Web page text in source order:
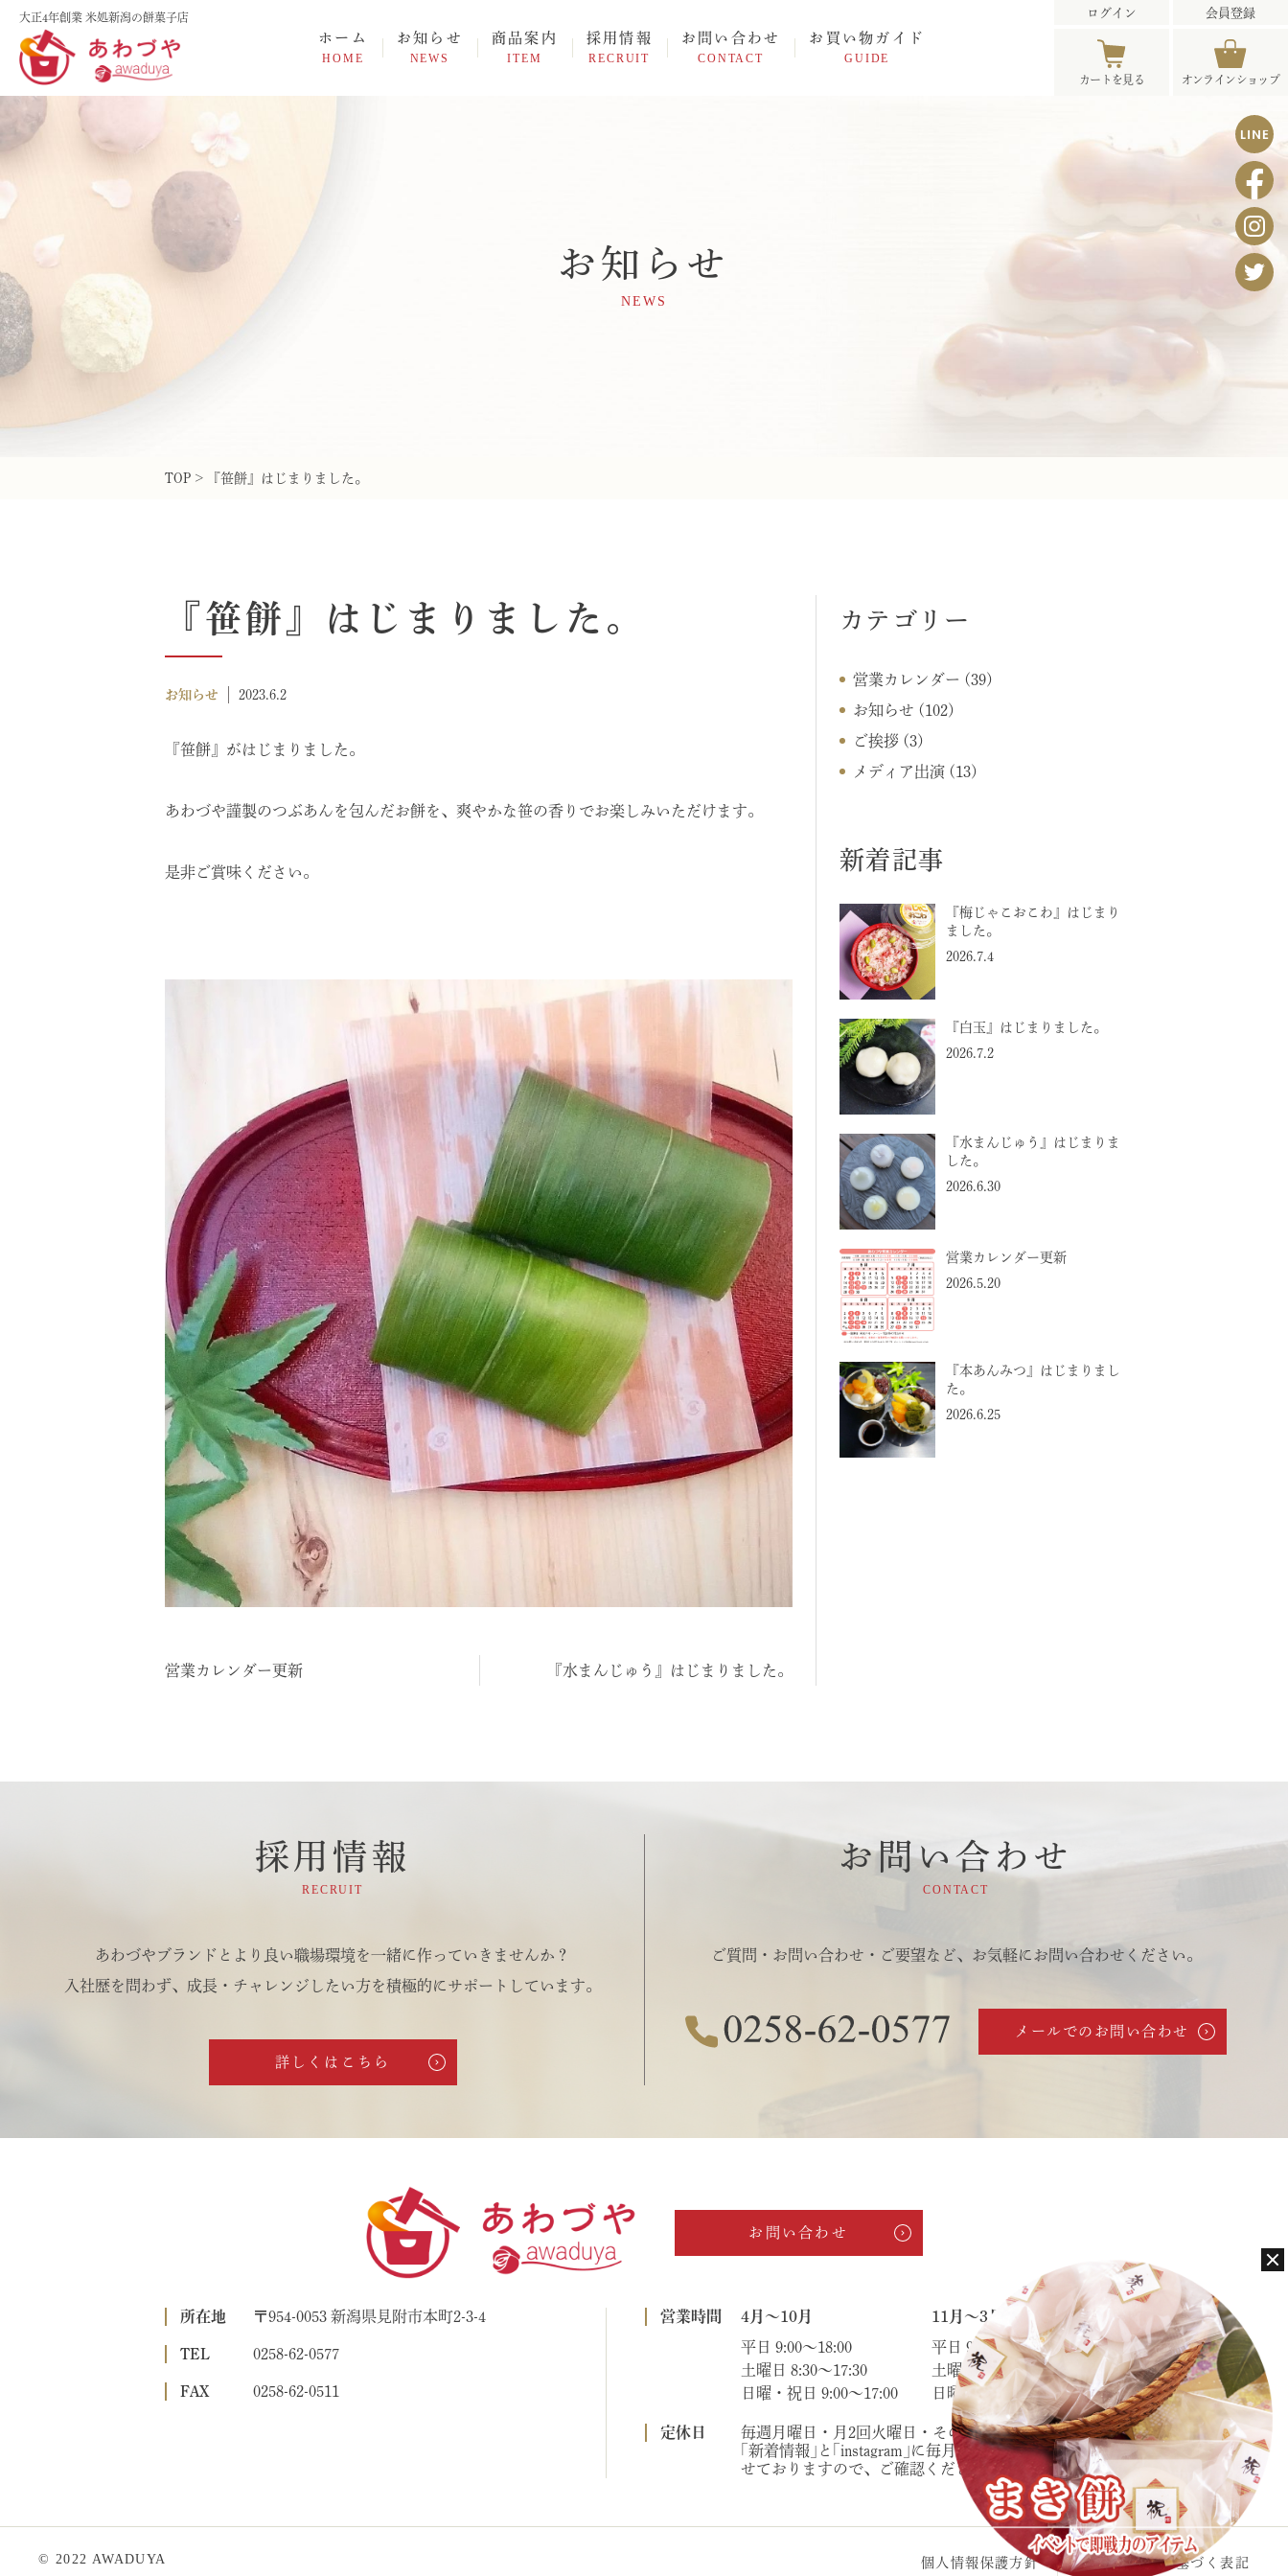
大正4年創業 米処新潟の餅菓子店
ホーム
HOME
お知らせ
NEWS
商品案内
ITEM
採用情報
RECRUIT
お問い合わせ
CONTACT
お買い物ガイド
GUIDE
ログイン 会員登録
カートを見る オンライン ショップ
お知らせ
NEWS
TOP > 『笹餅』はじまりました。
『笹餅』はじまりました。
お知らせ 2023.6.2
『笹餅』がはじまりました。
あわづや謹製のつぶあんを包んだお餅を、爽やかな笹の香りでお楽しみいただけます。
是非ご賞味ください。
営業カレンダー更新 『水まんじゅう』はじまりました。
カテゴリー
営業カレンダー (39)
お知らせ (102)
ご挨拶 (3)
メディア出演 (13)
新着記事
『梅じゃこおこわ』はじまり
ました。
2026.7.4
『白玉』はじまりました。
2026.7.2
『水まんじゅう』はじまりま
した。
2026.6.30
営業カレンダー更新
2026.5.20
『本あんみつ』はじまりまし
た。
2026.6.25
採用情報
RECRUIT
あわづやブランドとより良い職場環境を一緒に作っていきませんか？
入社歴を問わず、成長・チャレンジしたい方を積極的にサポートしています。
詳しくはこちら
お問い合わせ
CONTACT
ご質問・お問い合わせ・ご要望など、 お気軽にお問い合わせください。
メールでのお問い合わせ
お問い合わせ
所在地 〒954-0053 新潟県見附市本町2-3-4
TEL 0258-62-0577
FAX 0258-62-0511
営業時間
4月～10月
平日 9:00～18:00
土曜日 8:30～17:30
日曜・祝日 9:00～17:00
11月～3月
平日 9:00～18:00
土曜日 8:30～17:00
日曜・祝日 9:00～16:00
定休日
毎週月曜日・月2回火曜日・その他不定休あり
｢新着情報｣と｢instagram｣に毎月、弊社カレンダーを載
せておりますので、ご確認ください。
© 2022 AWADUYA 個人情報保護方針 特定商取引法に基づく表記